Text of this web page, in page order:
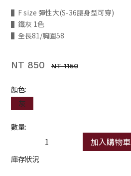
▌F size 彈性大(S-36腰身型可穿)
▌鐵灰 1色
▌全長81/胸圍58
NT 850 NT 1150
顏色:
灰
數量:
加入購物車
庫存狀況